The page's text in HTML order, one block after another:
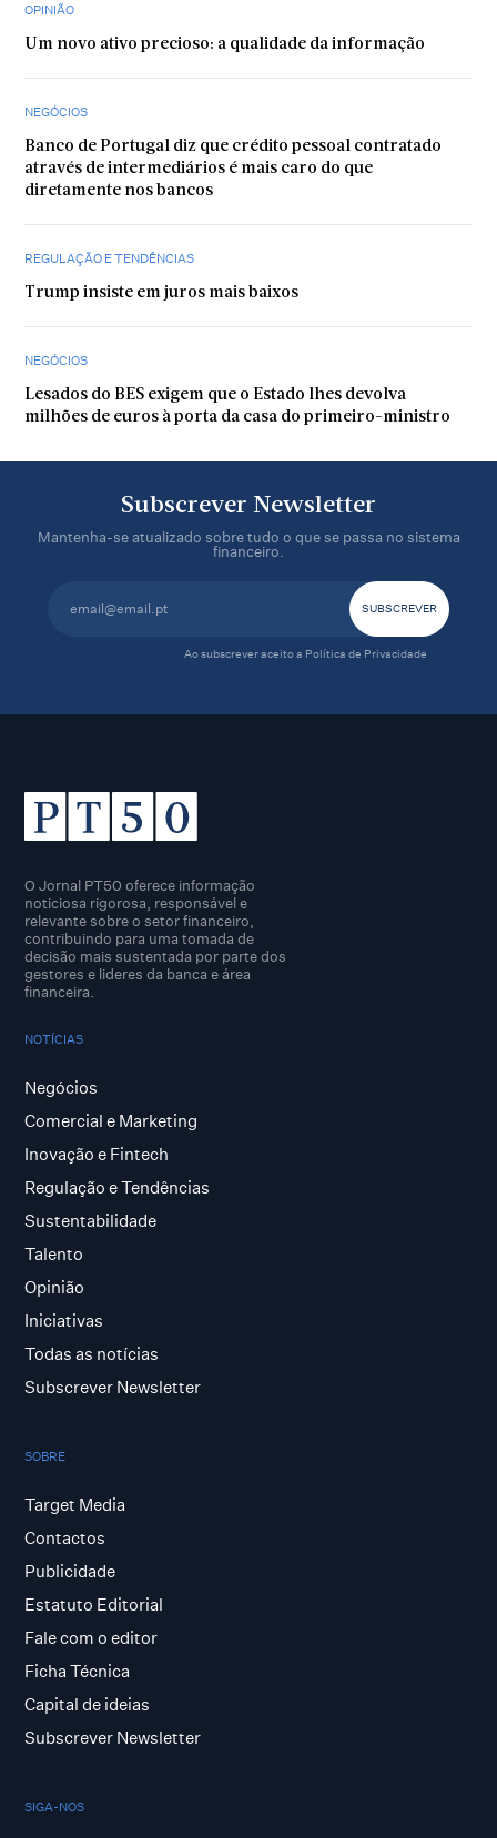
OPINIÃO
Um novo ativo precioso: a qualidade da informação
NEGÓCIOS
Banco de Portugal diz que crédito pessoal contratado
através de intermediários é mais caro do que
diretamente nos bancos
REGULAÇÃO E TENDÊNCIAS
Trump insiste em juros mais baixos
NEGÓCIOS
Lesados do BES exigem que o Estado lhes devolva
milhões de euros à porta da casa do primeiro-ministro
Subscrever Newsletter
Mantenha-se atualizado sobre tudo o que se passa no sistema
financeiro.
Ao subscrever aceito a Política de Privacidade
O Jornal PT50 oferece informação
noticiosa rigorosa, responsável e
relevante sobre o setor financeiro,
contribuindo para uma tomada de
decisão mais sustentada por parte dos
gestores e lideres da banca e área
financeira.
NOTÍCIAS
Negócios
Comercial e Marketing
Inovação e Fintech
Regulação e Tendências
Sustentabilidade
Talento
Opinião
Iniciativas
Todas as notícias
Subscrever Newsletter
SOBRE
Target Media
Contactos
Publicidade
Estatuto Editorial
Fale com o editor
Ficha Técnica
Capital de ideias
Subscrever Newsletter
SIGA-NOS